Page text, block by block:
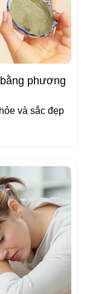
phương
và sắc đẹp